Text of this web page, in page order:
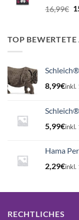
16,99€
TOP
8,99€inkl.
5,99€inkl.
Hama
2,29€inkl.
RECHTLICHES